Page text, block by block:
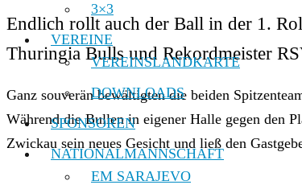
3×3
VEREINE
VEREINSLANDKARTE
DOWNLOADS
SPONSOREN
NATIONALMANNSCHAFT
EM SARAJEVO
Endlich rollt auch der Ball in der 1.
Thuringia Bulls und Rekordmeister
Ganz souverän bewältigten die beiden
Während die Bullen in eigener Halle gegen den
Zwickau sein neues Gesicht und ließ den